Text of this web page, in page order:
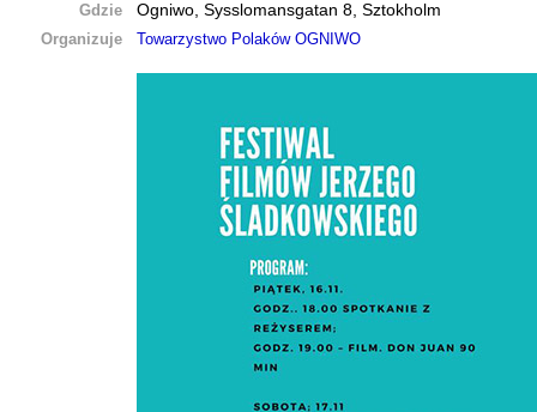
Gdzie
Ogniwo, Sysslomansgatan 8, Sztokholm
Organizuje
Towarzystwo Polaków OGNIWO